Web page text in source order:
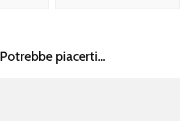
Potrebbe piacerti...